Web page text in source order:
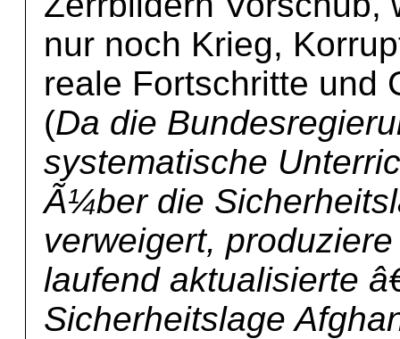
nur noch Krieg,
reale Fortschritte und
(Da die
systematische
Ã¼ber die
verweigert,
laufend aktualisierte
Sicherheitslage